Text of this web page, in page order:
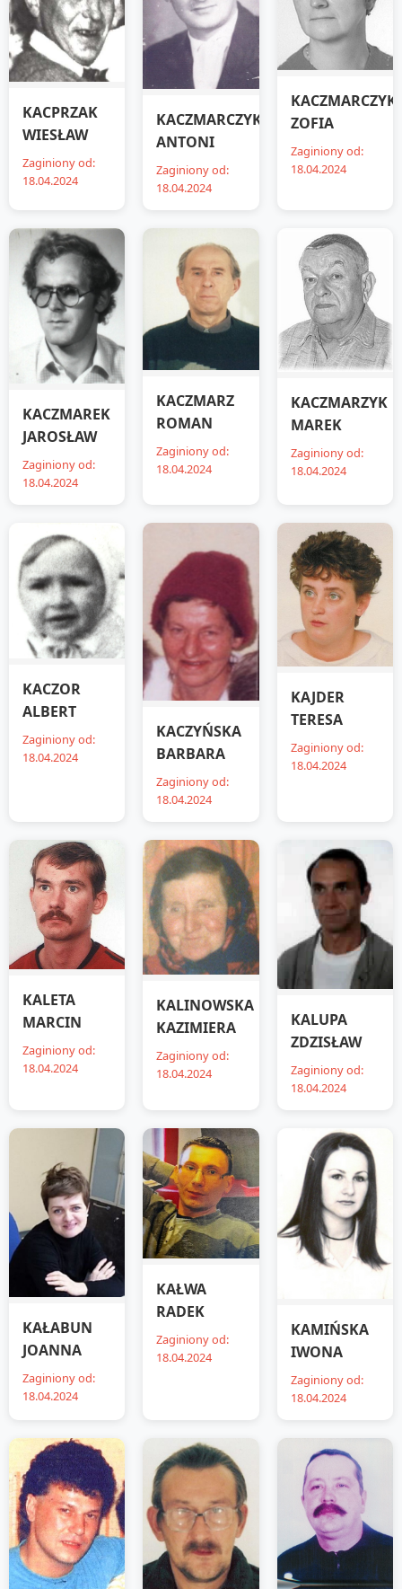
KACPRZAK
WIESŁAW
Zaginiony od:
18.04.2024
KACZMARCZYK
ANTONI
Zaginiony od:
18.04.2024
KACZMARCZYK
ZOFIA
Zaginiony od:
18.04.2024
KACZMAREK
JAROSŁAW
Zaginiony od:
18.04.2024
KACZMARZ
ROMAN
Zaginiony od:
18.04.2024
KACZMARZYK
MAREK
Zaginiony od:
18.04.2024
KACZOR
ALBERT
Zaginiony od:
18.04.2024
KACZYŃSKA
BARBARA
Zaginiony od:
18.04.2024
KAJDER
TERESA
Zaginiony od:
18.04.2024
KALETA
MARCIN
Zaginiony od:
18.04.2024
KALINOWSKA
KAZIMIERA
Zaginiony od:
18.04.2024
KALUPA
ZDZISŁAW
Zaginiony od:
18.04.2024
KAŁABUN
JOANNA
Zaginiony od:
18.04.2024
KAŁWA
RADEK
Zaginiony od:
18.04.2024
KAMIŃSKA
IWONA
Zaginiony od:
18.04.2024